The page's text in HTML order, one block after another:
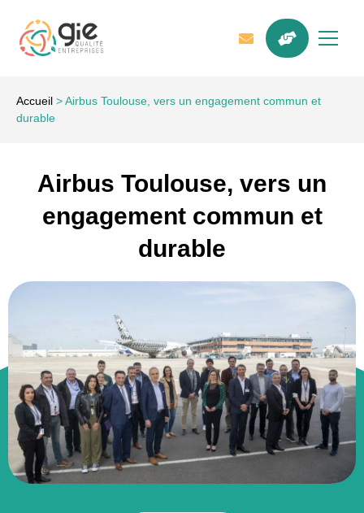
Accueil >Airbus Toulouse, vers un engagement commun et
durable
Airbus Toulouse, vers un
engagement commun et
durable